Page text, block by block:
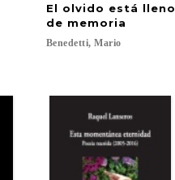
El olvido está lleno
de memoria
Benedetti, Mario